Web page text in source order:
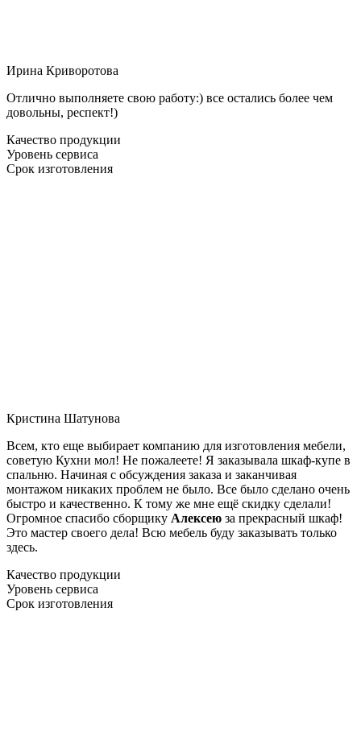
Ирина Криворотова
Отлично выполняете свою работу:) все остались более чем
довольны, респект!)
Качество продукции
Уровень сервиса
Срок изготовления
Кристина Шатунова
Всем, кто еще выбирает компанию для изготовления мебели,
советую Кухни мол! Не пожалеете! Я заказывала шкаф-купе в
спальню. Начиная с обсуждения заказа и заканчивая
монтажом никаких проблем не было. Все было сделано очень
быстро и качественно. К тому же мне ещё скидку сделали!
Огромное спасибо сборщику Алексею за прекрасный шкаф!
Это мастер своего дела! Всю мебель буду заказывать только
здесь.
Качество продукции
Уровень сервиса
Срок изготовления